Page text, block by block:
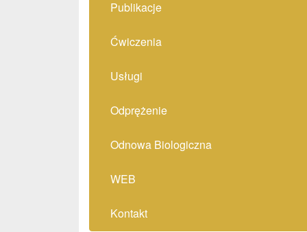
Publikacje
Ćwiczenia
Usługi
Odprężenie
Odnowa Biologiczna
WEB
Kontakt